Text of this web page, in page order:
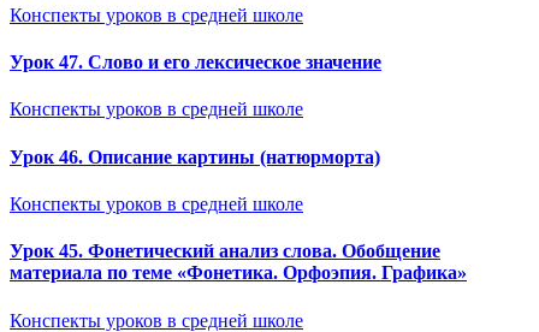
Конспекты уроков в средней школе
Урок 47. Слово и его лексическое значение
Конспекты уроков в средней школе
Урок 46. Описание картины (натюрморта)
Конспекты уроков в средней школе
Урок 45. Фонетический анализ слова. Обобщение
материала по теме «Фонетика. Орфоэпия. Графика»
Конспекты уроков в средней школе